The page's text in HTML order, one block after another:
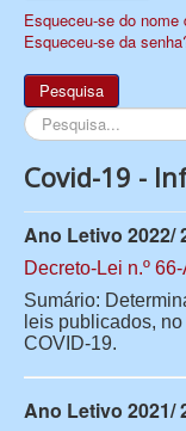
Esqueceu-se do nome
Esqueceu-se da
Pesquisa
Pesquisa...
Covid-19 -
Ano Letivo 2022/
Decreto-Lei n.º
Sumário:
leis publicados,
COVID-19.
Ano Letivo 2021/